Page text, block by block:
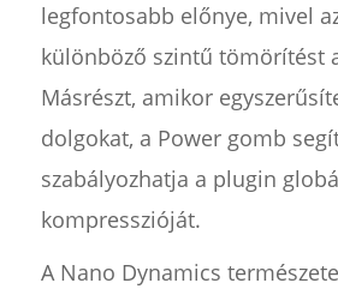
legfontosabb előnye, mivel
különböző szintű tömörítést
Másrészt, amikor
dolgokat, a Power gomb
szabályozhatja a plugin
kompresszióját.
A Nano Dynamics